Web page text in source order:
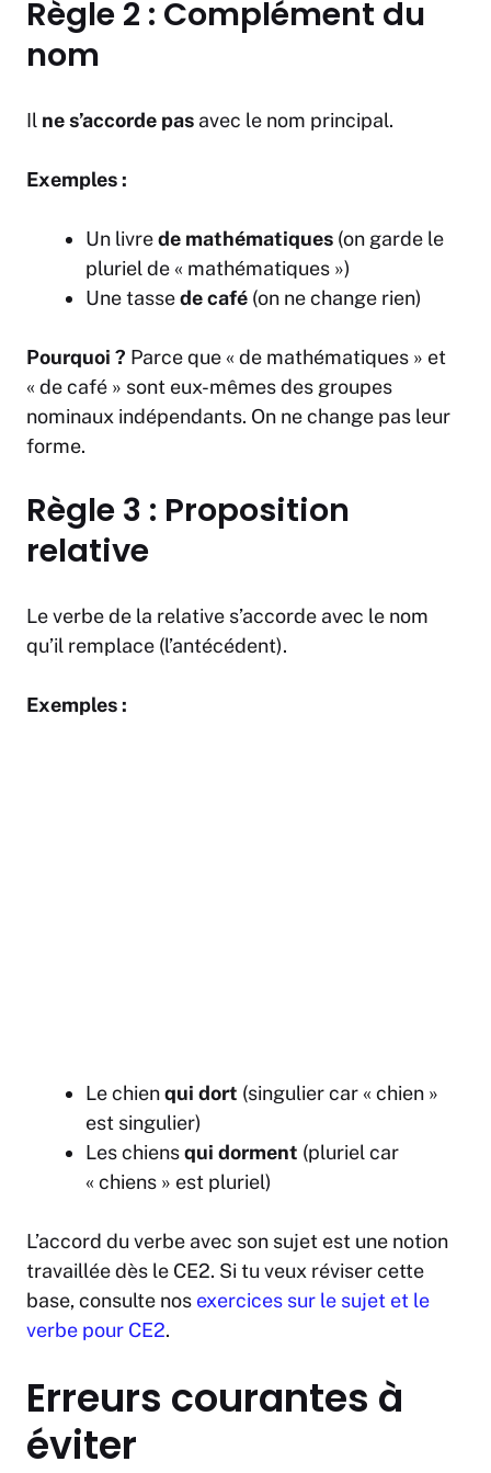
Règle 2 : Complément du
nom
Il ne s’accorde pas avec le nom principal.
Exemples :
Un livrede mathématiques (on garde le
pluriel de « mathématiques »)
Une tassede café (on ne change rien)
Pourquoi ? Parce que « de mathématiques » et
« de café » sont eux-mêmes des groupes
nominaux indépendants. On ne change pas leur
forme.
Règle 3 : Proposition
relative
Le verbe de la relative s’accorde avec le nom
qu’il remplace (l’antécédent).
Exemples :
Le chienqui dort (singulier car « chien »
est singulier)
Les chiensqui dorment (pluriel car
« chiens » est pluriel)
L’accord du verbe avec son sujet est une notion
travaillée dès le CE2. Si tu veux réviser cette
base, consulte nos exercices sur le sujet et le
verbe pour CE2.
Erreurs courantes à
éviter